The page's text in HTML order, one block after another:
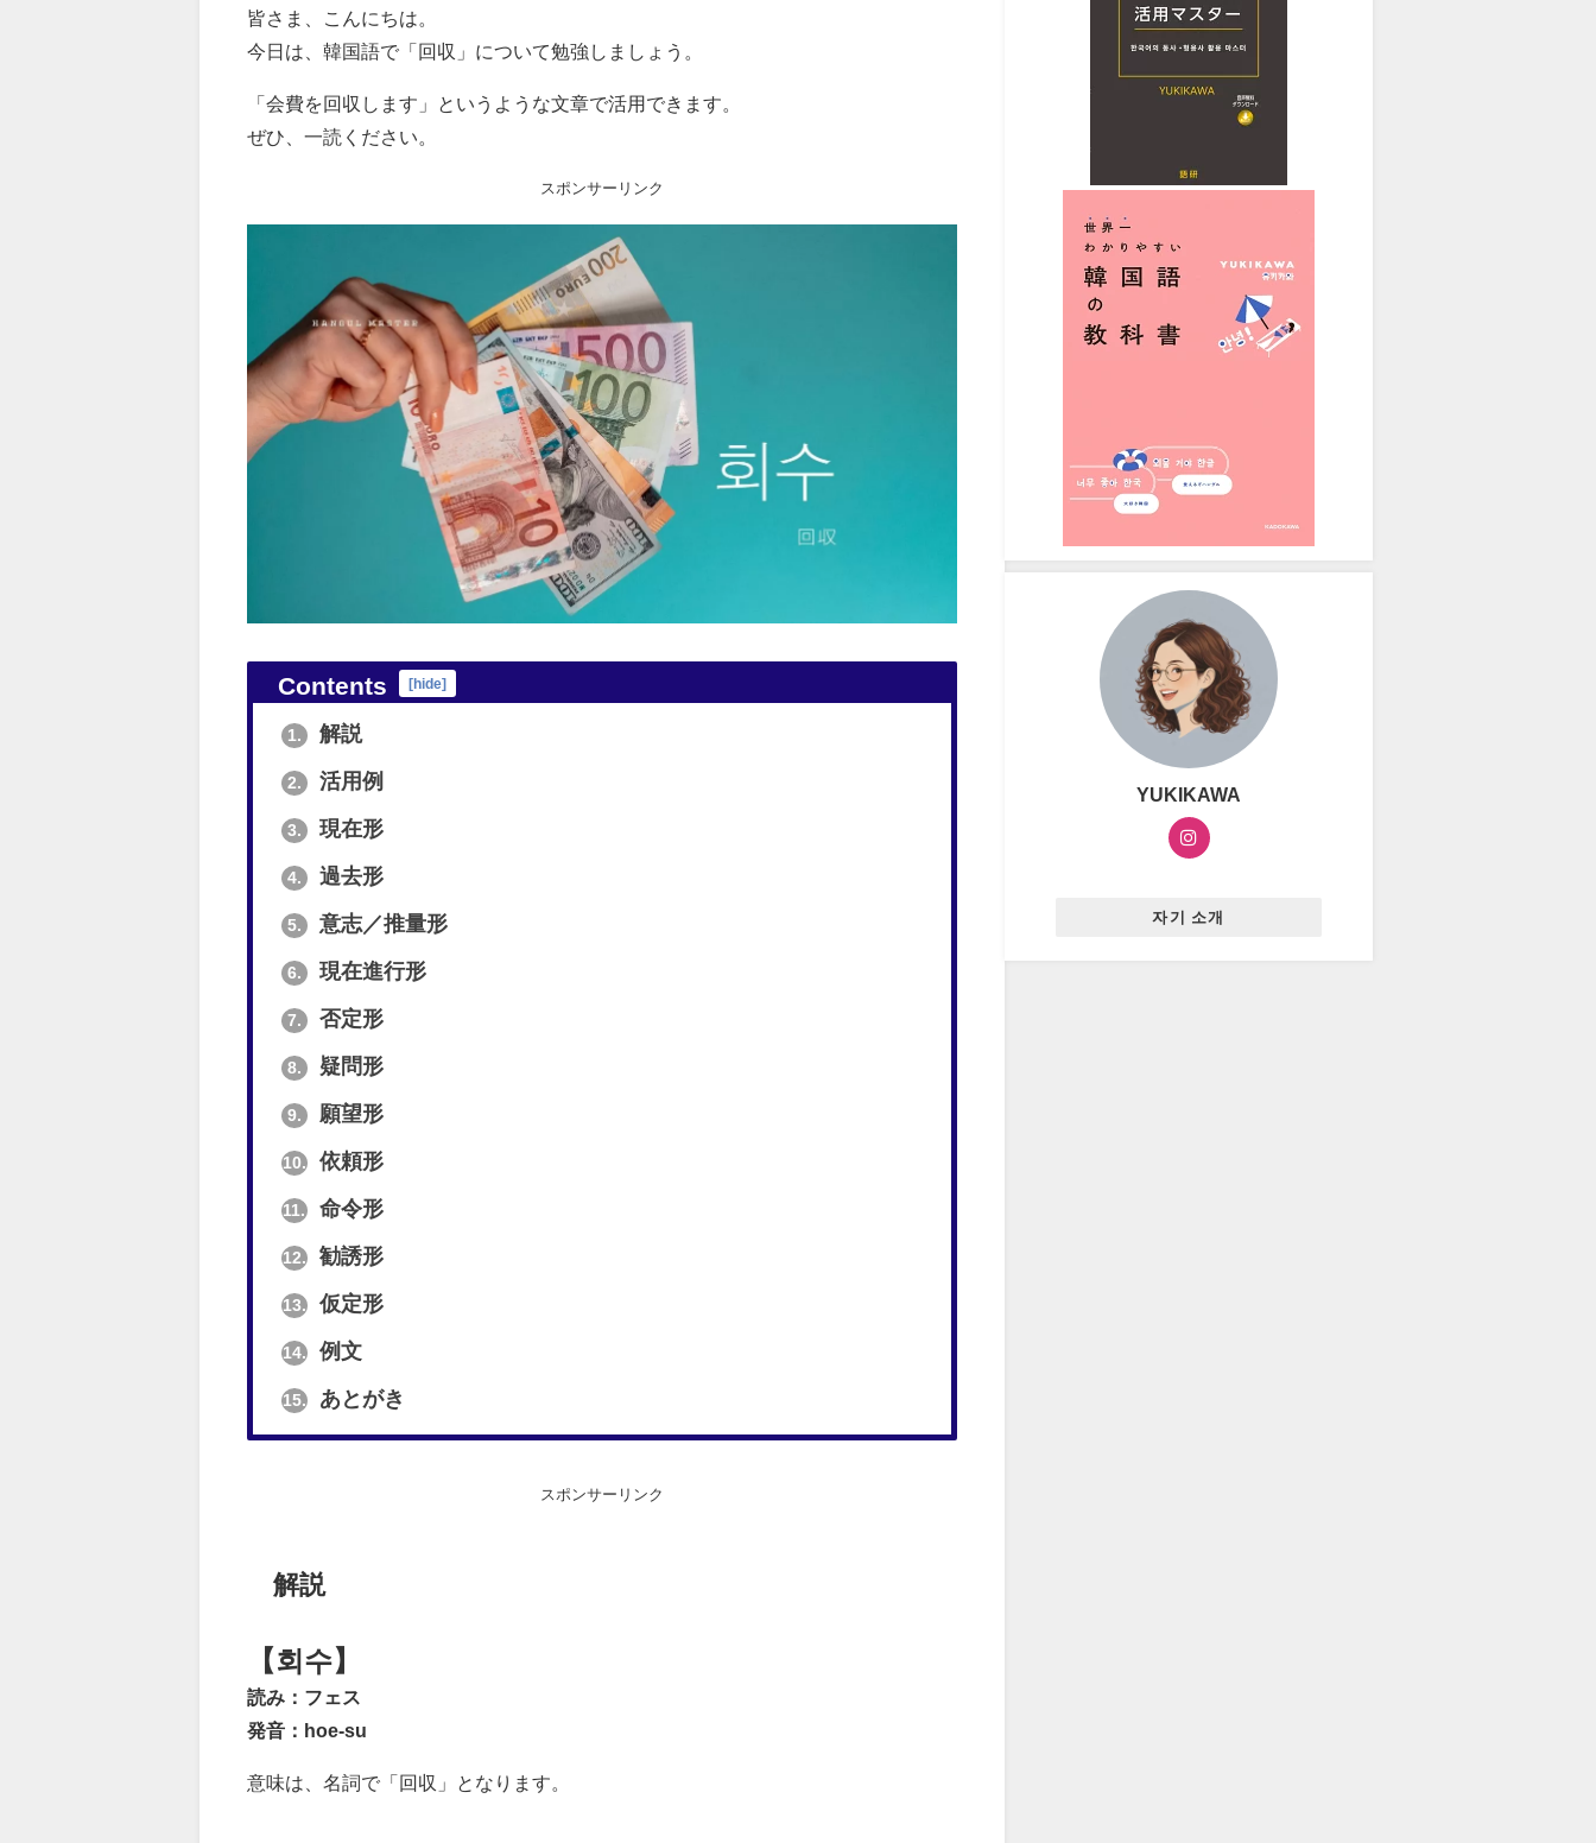
皆さま、こんにちは。
今日は、韓国語で「回収」について勉強しましょう。
「会費を回収します」というような文章で活用できます。
ぜひ、一読ください。
スポンサーリンク
Contents [hide]
1. 解説
2. 活用例
3. 現在形
4. 過去形
5. 意志／推量形
6. 現在進行形
7. 否定形
8. 疑問形
9. 願望形
10. 依頼形
11. 命令形
12. 勧誘形
13. 仮定形
14. 例文
15. あとがき
スポンサーリンク
解説
【회수】
読み：フェス
発音：hoe-su
意味は、名詞で「回収」となります。
YUKIKAWA
자기 소개